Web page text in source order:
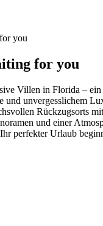
for you
Villen in Florida –
und unvergesslichem
Rückzugsorts
und einer
perfekter Urlaub